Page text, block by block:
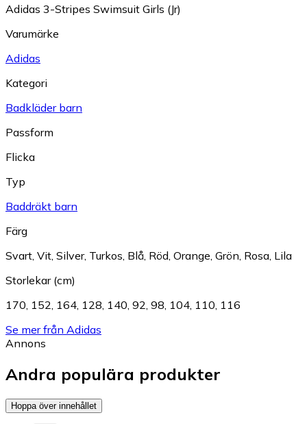
Adidas 3-Stripes Swimsuit Girls (Jr)
Varumärke
Adidas
Kategori
Badkläder barn
Passform
Flicka
Typ
Baddräkt barn
Färg
Svart, Vit, Silver, Turkos, Blå, Röd, Orange, Grön, Rosa, Lila
Storlekar (cm)
170, 152, 164, 128, 140, 92, 98, 104, 110, 116
Se mer från Adidas
Annons
Andra populära produkter
Hoppa över innehållet